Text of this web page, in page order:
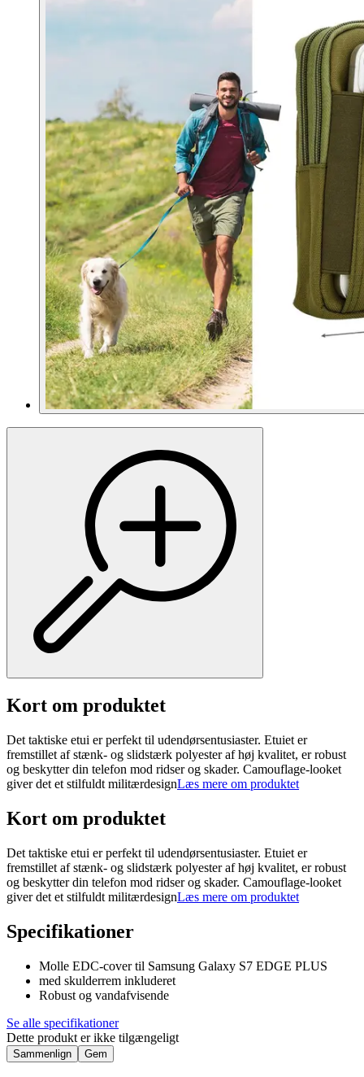
Kort om produktet
Det taktiske etui er perfekt til udendørsentusiaster. Etuiet er
fremstillet af stænk- og slidstærk polyester af høj kvalitet, er robust
og beskytter din telefon mod ridser og skader. Camouflage-looket
giver det et stilfuldt militærdesignLæs mere om produktet
Kort om produktet
Det taktiske etui er perfekt til udendørsentusiaster. Etuiet er
fremstillet af stænk- og slidstærk polyester af høj kvalitet, er robust
og beskytter din telefon mod ridser og skader. Camouflage-looket
giver det et stilfuldt militærdesignLæs mere om produktet
Specifikationer
Molle EDC-cover til Samsung Galaxy S7 EDGE PLUS
med skulderrem inkluderet
Robust og vandafvisende
Se alle specifikationer
Dette produkt er ikke tilgængeligt
Sammenlign Gem